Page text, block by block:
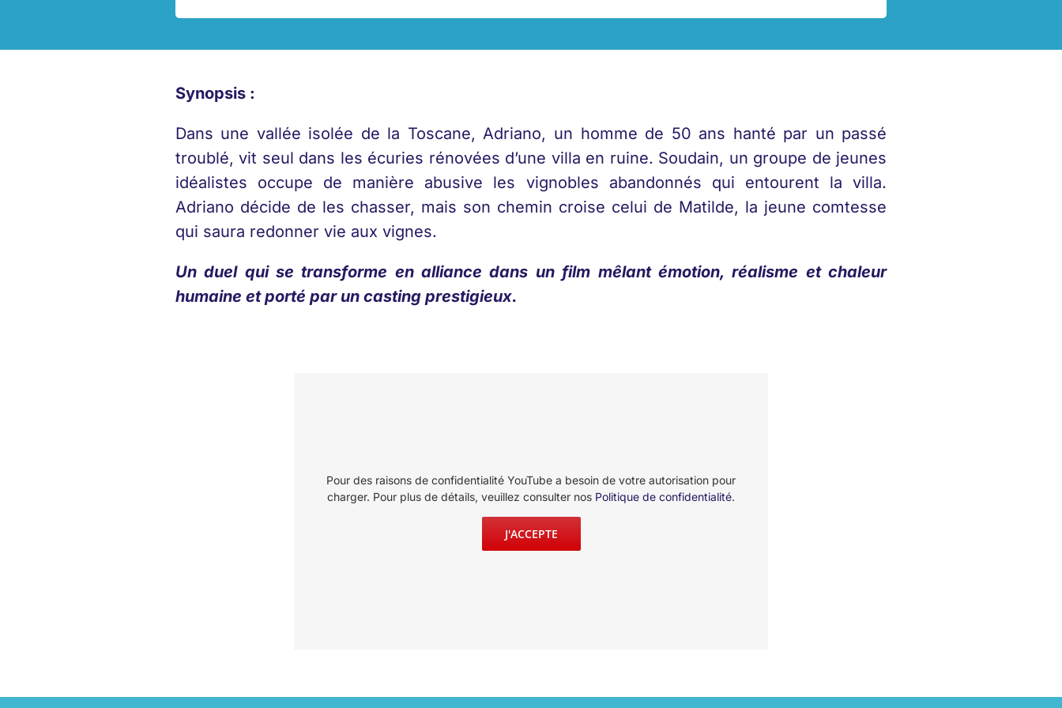
Synopsis :
Dans une vallée isolée de la Toscane, Adriano, un homme de 50 ans hanté par un passé
troublé, vit seul dans les écuries rénovées d’une villa en ruine. Soudain, un groupe de jeunes
idéalistes occupe de manière abusive les vignobles abandonnés qui entourent la villa.
Adriano décide de les chasser, mais son chemin croise celui de Matilde, la jeune comtesse
qui saura redonner vie aux vignes.
Un duel qui se transforme en alliance dans un film mêlant émotion, réalisme et chaleur
humaine et porté par un casting prestigieux.
Pour des raisons de confidentialité YouTube a besoin de votre autorisation pour
charger. Pour plus de détails, veuillez consulter nos Politique de confidentialité.
J'ACCEPTE